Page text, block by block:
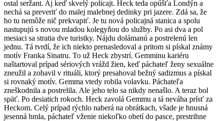
ostal seržant. Aj keď skvelý policajt. Heck teda opúšťa Londýn a
nechá sa preveriť do malej malebnej dedinky pri jazere. Zdá sa, že
ho tu nemôže nič prekvapiť. Je tu nová policajná stanica a spolu
nastupujú s novou mladou kolegyňou do služby. Po asi dva a pol
mesiaci sa stratia dve turistky. Nájdu dolámanú a postrelenú len
jednu. Tá tvrdí, že ich niekto prenasledoval a pritom si pískal známy
motív Franka Sinatru. To už Heck zbystrí. Gemminu kariéru
naštartoval prípad sériových vrážd žien, keď páchateľ ženy sexuálne
zneužil a zohavil v rituáli, ktorý presahoval bežný sadizmus a pískal
si rovnaký motív. Gemma vtedy robila volavku. Páchateľa
zneškodnila a postrelila. Ale jeho telo sa nikdy nenašlo. A teraz bol
späť. Po desiatich rokoch. Heck zavolá Gemmu a tá neváha prísť za
Heckom. Celý prípad rýchlo naberá na obrátkach, všade je hnusná
jesenná hmla, páchateľ vženie niekoľko obetí do pasce, prestrihne